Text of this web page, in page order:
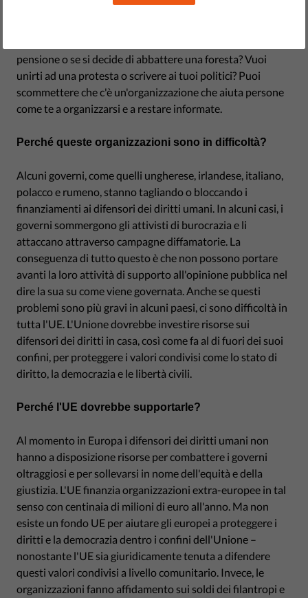
su di loro. E forniscono alle persone un modo per
pensione o se si decide di abbattere una foresta? Vuoi
unirti ad una protesta o scrivere ai tuoi politici? Puoi
scommettere che c'è un'organizzazione che aiuta persone
come te a organizzarsi e a restare informate.
Perché queste organizzazioni sono in difficoltà?
Alcuni governi, come quelli ungherese, irlandese, italiano,
polacco e rumeno, stanno tagliando o bloccando i
finanziamenti ai difensori dei diritti umani. In alcuni casi, i
governi sommergono gli attivisti di burocrazia e li
attaccano attraverso campagne diffamatorie. La
conseguenza di tutto questo è che non possono portare
avanti la loro attività di supporto all'opinione pubblica nel
dire la sua su come viene governata. Anche se questi
problemi sono più gravi in alcuni paesi, ci sono difficoltà in
tutta l'UE. L'Unione dovrebbe investire risorse sui
difensori dei diritti in casa, così come fa al di fuori dei suoi
confini, per proteggere i valori condivisi come lo stato di
diritto, la democrazia e le libertà civili.
Perché l'UE dovrebbe supportarle?
Al momento in Europa i difensori dei diritti umani non
hanno a disposizione risorse per combattere i governi
oltraggiosi e per sollevarsi in nome dell'equità e della
giustizia. L'UE finanzia organizzazioni extra-europee in tal
senso con centinaia di milioni di euro all'anno. Ma non
esiste un fondo UE per aiutare gli europei a proteggere i
diritti e la democrazia dentro i confini dell'Unione –
nonostante l'UE sia giuridicamente tenuta a difendere
questi valori condivisi a livello comunitario. Invece, le
organizzazioni fanno affidamento sui soldi dei filantropi e